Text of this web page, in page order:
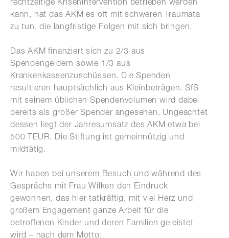
rechtzeitige Krisenintervention betrieben werden
kann, hat das AKM es oft mit schweren Traumata
zu tun, die langfristige Folgen mit sich bringen.
Das AKM finanziert sich zu 2/3 aus
Spendengeldern sowie 1/3 aus
Krankenkassenzuschüssen. Die Spenden
resultieren hauptsächlich aus Kleinbeträgen. SfS
mit seinem üblichen Spendenvolumen wird dabei
bereits als großer Spender angesehen. Ungeachtet
dessen liegt der Jahresumsatz des AKM etwa bei
500 TEUR. Die Stiftung ist gemeinnützig und
mildtätig.
Wir haben bei unserem Besuch und während des
Gesprächs mit Frau Wilken den Eindruck
gewonnen, das hier tatkräftig, mit viel Herz und
großem Engagement ganze Arbeit für die
betroffenen Kinder und deren Familien geleistet
wird – nach dem Motto: